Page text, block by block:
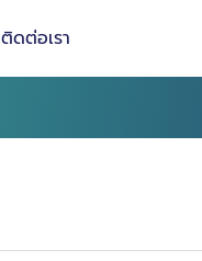
ติดต่อเรา